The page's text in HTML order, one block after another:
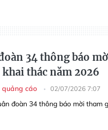
34 thông báo
khai thác năm 2026
quảng cáo 02/07/2026 7:07
đoàn 34 thông báo mời tham